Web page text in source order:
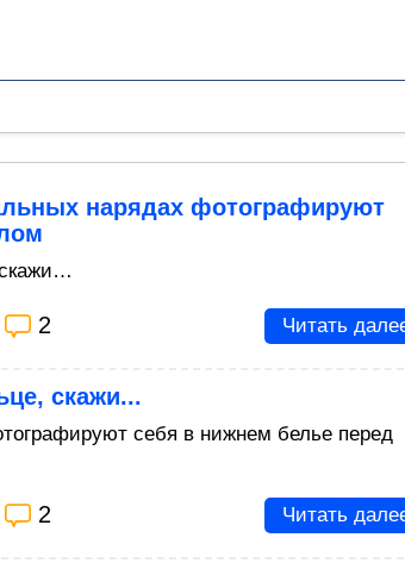
нарядах фотографируют
2 Читать
скажи...
себя в нижнем белье перед
2 Читать